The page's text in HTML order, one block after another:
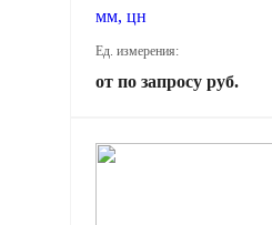
мм, цн
Ед. измерения:
от по запросу руб.